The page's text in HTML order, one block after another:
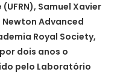
Samuel Xavier
Advanced
Royal Society,
dois anos o
pelo Laboratório